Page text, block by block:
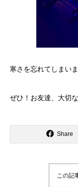
寒さを忘れてしまい
ぜひ！お友達、大切
Share
この記